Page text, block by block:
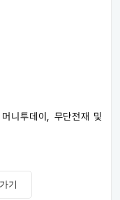
니투데이, 무단전재 및
기